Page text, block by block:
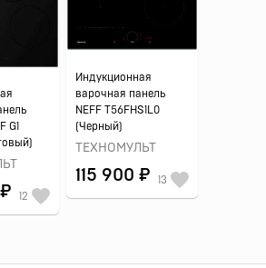
Индукционная
варочная панель
NEFF T56FHS1L0
(Черный)
ТЕХНОМУЛЬТ
115 900 ₽ 13
G1
12